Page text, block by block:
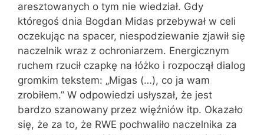
aresztowanych o tym nie wiedział. Gdy
któregoś dnia Bogdan Midas przebywał w celi
oczekując na spacer, niespodziewanie zjawił się
naczelnik wraz z ochroniarzem. Energicznym
ruchem rzucił czapkę na łóżko i rozpoczął dialog
gromkim tekstem: „Migas (…), co ja wam
zrobiłem.” W odpowiedzi usłyszał, że jest
bardzo szanowany przez więźniów itp. Okazało
się, że za to, że RWE pochwaliło naczelnika za